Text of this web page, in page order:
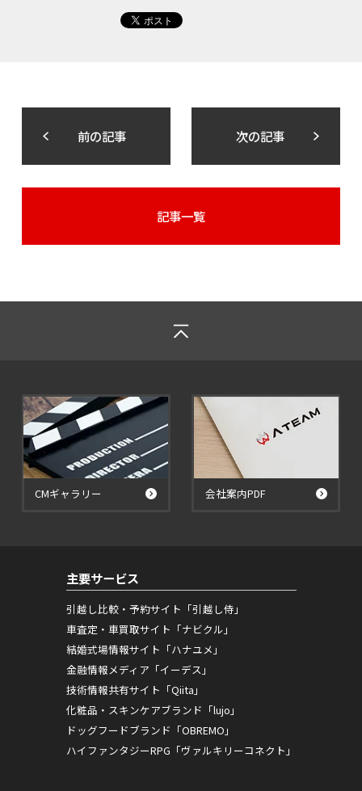
前の記事 次の記事
記事一覧
CMギャラリー 会社案内PDF
主要サービス
引越し比較・予約サイト「引越し侍」
車査定・車買取サイト「ナビクル」
結婚式場情報サイト「ハナユメ」
金融情報メディア「イーデス」
技術情報共有サイト「Qiita」
化粧品・スキンケアブランド「lujo」
ドッグフードブランド「OBREMO」
ハイファンタジーRPG「ヴァルキリーコネクト」